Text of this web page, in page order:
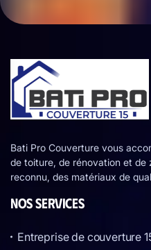
Bati Pro Couverture vous
de toiture, de rénovation et de
reconnu, des matériaux de
NOS SERVICES
Entreprise de couverture